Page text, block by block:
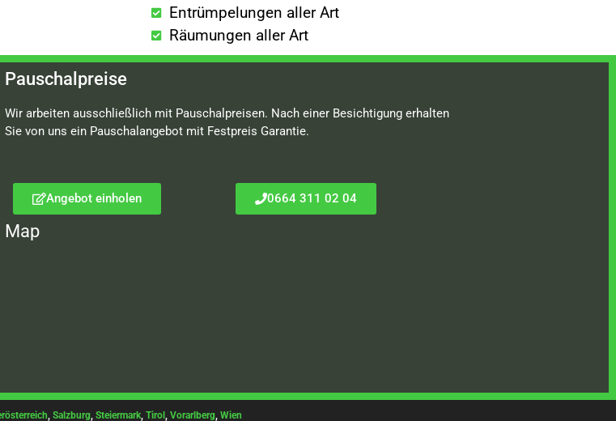
Entrümpelungen aller Art
Räumungen aller Art
Pauschalpreise
Wir arbeiten ausschließlich mit Pauschalpreisen. Nach einer Besichtigung erhalten
Sie von uns ein Pauschalangebot mit Festpreis Garantie.
Angebot einholen 0664 311 02 04
Map
Salzburg, Steiermark, Tirol, Vorarlberg, Wien